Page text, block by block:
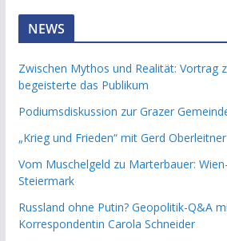
NEWS
Zwischen Mythos und Realität: Vortrag
begeisterte das Publikum
Podiumsdiskussion zur Grazer
„Krieg und Frieden“ mit Gerd Oberleitner
Vom Muschelgeld zu Marterbauer:
Steiermark
Russland ohne Putin? Geopolitik-Q&A
Korrespondentin Carola Schneider